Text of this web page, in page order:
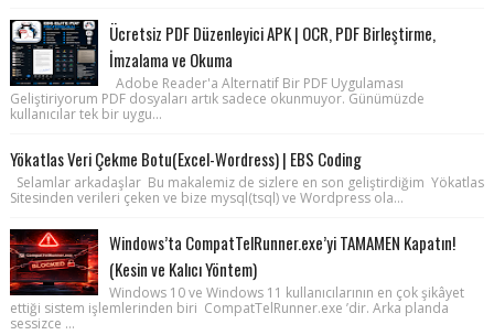
Ücretsiz PDF Düzenleyici APK | OCR, PDF Birleştirme,
İmzalama ve Okuma
Adobe Reader'a Alternatif Bir PDF Uygulaması
Geliştiriyorum PDF dosyaları artık sadece okunmuyor. Günümüzde
kullanıcılar tek bir uygu...
Yökatlas Veri Çekme Botu(Excel-Wordress) | EBS Coding
Selamlar arkadaşlar Bu makalemiz de sizlere en son geliştirdiğim Yökatlas
Sitesinden verileri çeken ve bize mysql(tsql) ve Wordpress ola...
Windows’ta CompatTelRunner.exe’yi TAMAMEN Kapatın!
(Kesin ve Kalıcı Yöntem)
Windows 10 ve Windows 11 kullanıcılarının en çok şikâyet
ettiği sistem işlemlerinden biri CompatTelRunner.exe ’dir. Arka planda
sessizce ...